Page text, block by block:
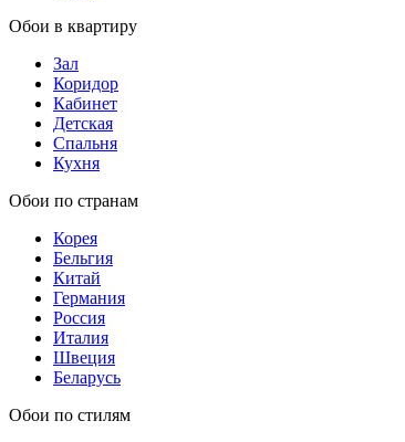
Обои в квартиру
Зал
Коридор
Кабинет
Детская
Спальня
Кухня
Обои по странам
Корея
Бельгия
Китай
Германия
Россия
Италия
Швеция
Беларусь
Обои по стилям